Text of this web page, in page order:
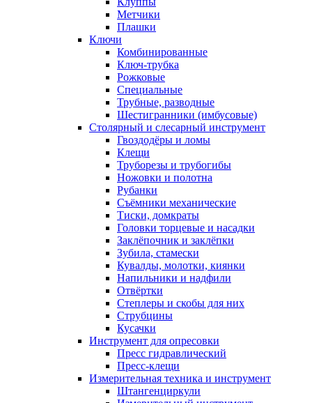
Метчики
Плашки
Ключи
Комбинированные
Ключ-трубка
Рожковые
Специальные
Трубные, разводные
Шестигранники (имбусовые)
Столярный и слесарный инструмент
Гвоздодёры и ломы
Клещи
Труборезы и трубогибы
Ножовки и полотна
Рубанки
Съёмники механические
Тиски, домкраты
Головки торцевые и насадки
Заклёпочник и заклёпки
Зубила, стамески
Кувалды, молотки, киянки
Напильники и надфили
Отвёртки
Степлеры и скобы для них
Струбцины
Кусачки
Инструмент для опресовки
Пресс гидравлический
Пресс-клещи
Измерительная техника и инструмент
Штангенциркули